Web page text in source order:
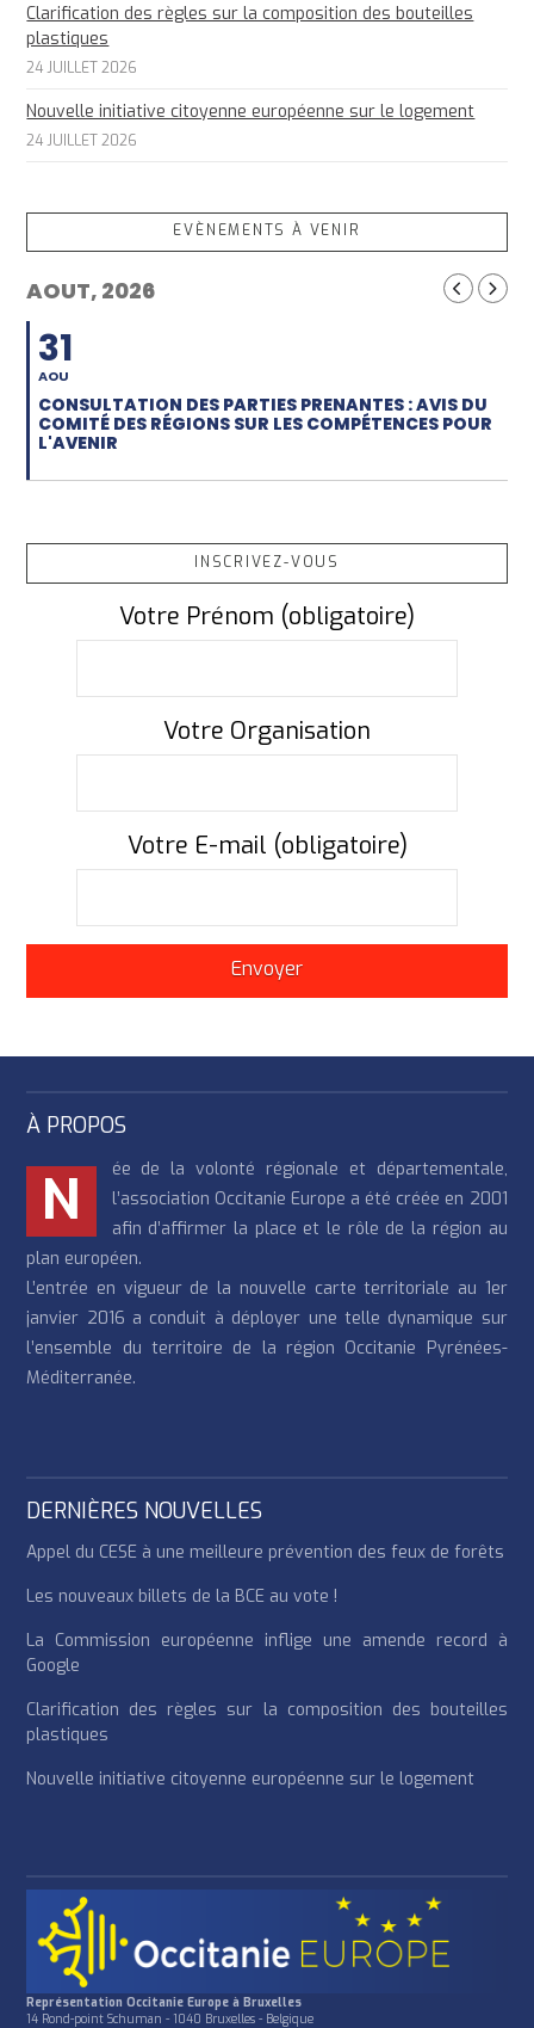
Clarification des règles sur la composition des bouteilles
plastiques
24 JUILLET 2026
Nouvelle initiative citoyenne européenne sur le logement
24 JUILLET 2026
EVÈNEMENTS À VENIR
AOUT, 2026
31
AOU
CONSULTATION DES PARTIES PRENANTES : AVIS DU
COMITÉ DES RÉGIONS SUR LES COMPÉTENCES POUR
L'AVENIR
INSCRIVEZ-VOUS
Votre Prénom (obligatoire)
Votre Organisation
Votre E-mail (obligatoire)
À PROPOS
N
ée de la volonté régionale et départementale,
l’association Occitanie Europe a été créée en 2001
afin d’affirmer la place et le rôle de la région au
plan européen.
L’entrée en vigueur de la nouvelle carte territoriale au 1er
janvier 2016 a conduit à déployer une telle dynamique sur
l’ensemble du territoire de la région Occitanie Pyrénées-
Méditerranée.
DERNIÈRES NOUVELLES
Appel du CESE à une meilleure prévention des feux de forêts
Les nouveaux billets de la BCE au vote !
La Commission européenne inflige une amende record à
Google
Clarification des règles sur la composition des bouteilles
plastiques
Nouvelle initiative citoyenne européenne sur le logement
Représentation Occitanie Europe à Bruxelles
14 Rond-point Schuman - 1040 Bruxelles - Belgique